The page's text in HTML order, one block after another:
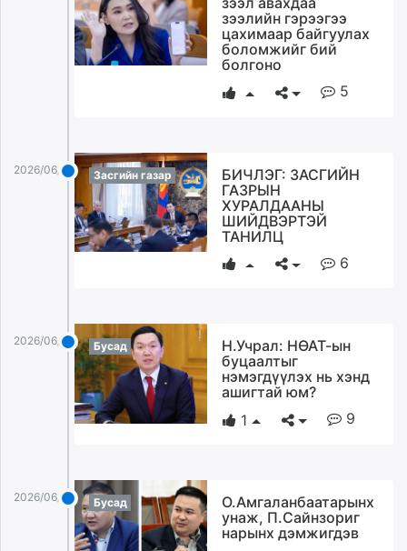
Livetv.mn
eagle.mn
ergelt.mn
today.mn
unen.mn
shudarga.mn
shuurhai.mn
unuudur.mn
fact.mn
tumen.mn
зээлийн гэрээгээ
цахимаар байгуулах
боломжийг бий
болгоно
5
2026/06/03 Засгийн газар
БИЧЛЭГ: ЗАСГИЙН
ГАЗРЫН
ХУРАЛДААНЫ
ШИЙДВЭРТЭЙ
ТАНИЛЦ
6
2026/06/03 Бусад
Н.Учрал: НӨАТ-ын
буцаалтыг
нэмэгдүүлэх нь хэнд
ашигтай юм?
1
9
2026/06/03 Бусад
О.Амгаланбаатарынх
унаж, П.Сайнзориг
нарынх дэмжигдэв